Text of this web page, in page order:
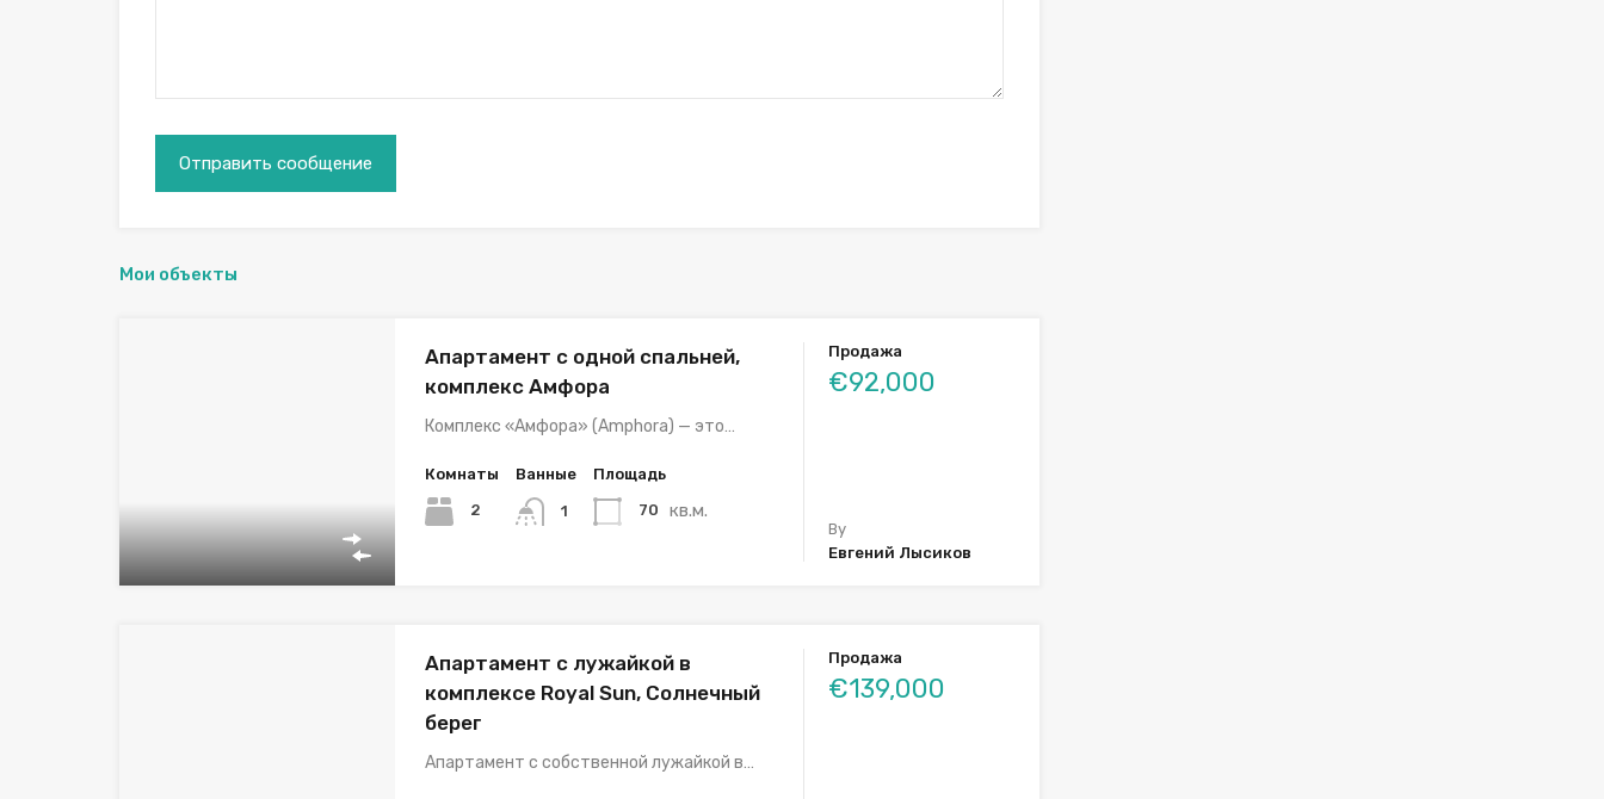
Мои объекты
Апартамент с одной спальней,
комплекс Амфора
Комплекс «Амфора» (Amphora) — это…
Комнаты
2
Ванные
1
Площадь
70 кв.м.
Продажа
€92,000
By
Евгений Лысиков
Апартамент с лужайкой в
комплексе Royal Sun, Солнечный
берег
Апартамент с собственной лужайкой в…
Продажа
€139,000